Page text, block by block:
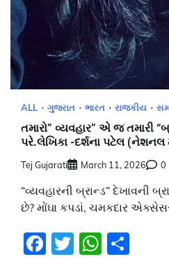
ALL ગુજરાત ભારત રાજકીય
તમારો” વ્યવહાર” એ જ તમારી
પરે.લેખિકા -દર્શના પટેલ (નેશનલ
Tej Gujarati March 11, 2026 0
“વ્યવહારની બ્રાન્ડ” દેખાવની
છે? મોંઘા કપડાં, ચમકદાર
Facebook
Twitter